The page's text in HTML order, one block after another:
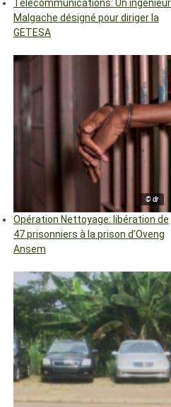
Télécommunications: Un ingénieur
Malgache désigné pour diriger la
GETESA
© dr
Opération Nettoyage: libération de
47 prisonniers à la prison d’Oveng
Ansem